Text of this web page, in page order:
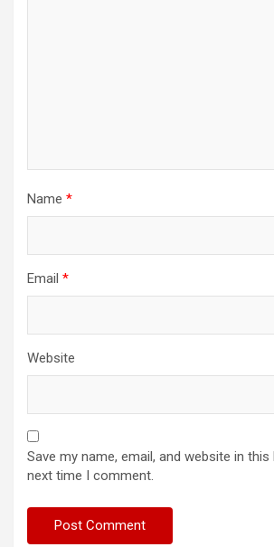
Name *
Email *
Website
Save my name, email, and website in
next time I comment.